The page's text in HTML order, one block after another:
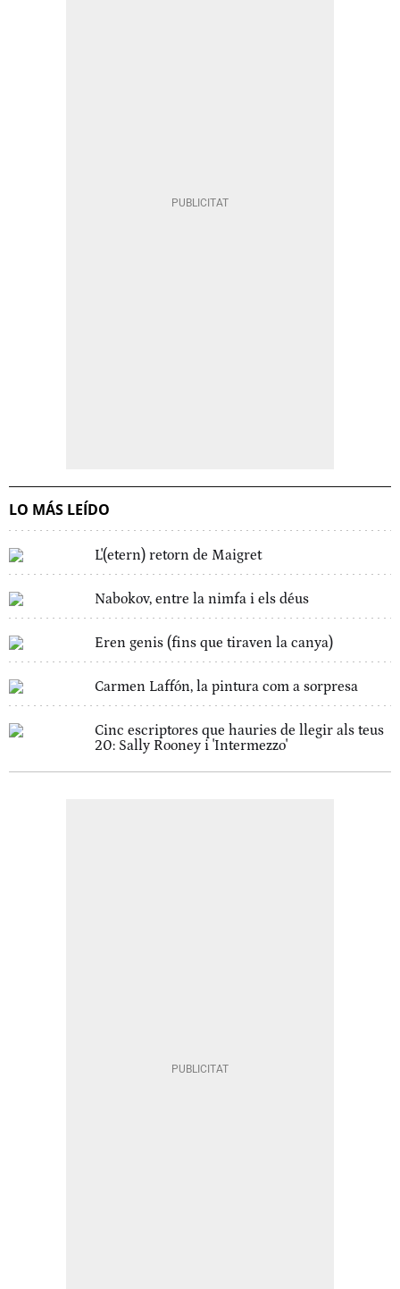
LO MÁS LEÍDO
L'(etern) retorn de Maigret
Nabokov, entre la nimfa i els déus
Eren genis (fins que tiraven la canya)
Carmen Laffón, la pintura com a sorpresa
Cinc escriptores que hauries de llegir als teus
20: Sally Rooney i 'Intermezzo'